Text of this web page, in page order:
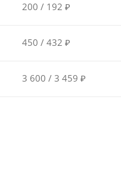
200 / 192 ₽
450 / 432 ₽
3 600 / 3 459 ₽